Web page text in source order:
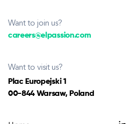
Want to join us?
careers@elpassion.com
Want to visit us?
Plac Europejski 1
00-844 Warsaw, Poland